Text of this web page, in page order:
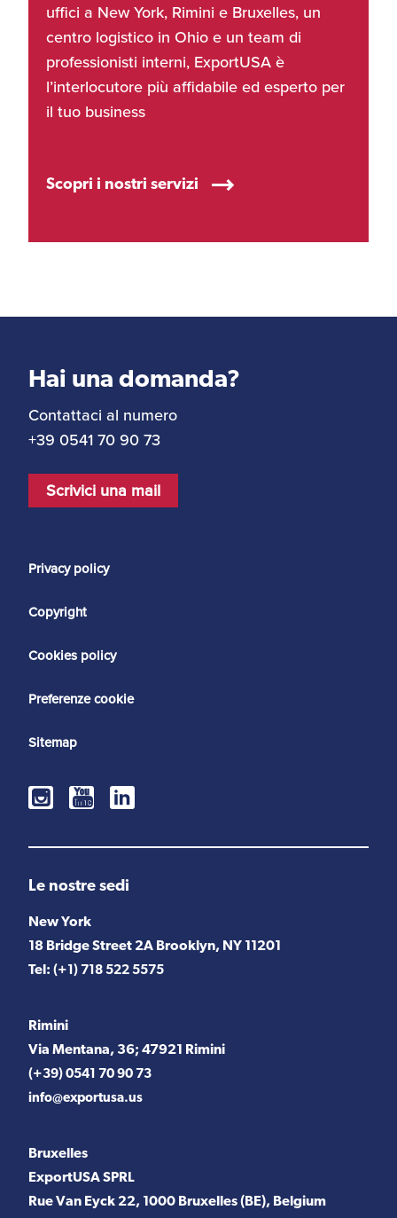
uffici a New York, Rimini e Bruxelles, un
centro logistico in Ohio e un team di
professionisti interni, ExportUSA è
l’interlocutore più affidabile ed esperto per
il tuo business
Scopri i nostri servizi
Hai una domanda?
Contattaci al numero
+39 0541 70 90 73
Scrivici una mail
Privacy policy
Copyright
Cookies policy
Preferenze cookie
Sitemap
Le nostre sedi
New York
18 Bridge Street 2A Brooklyn, NY 11201
Tel: (+1) 718 522 5575
Rimini
Via Mentana, 36; 47921 Rimini
(+39) 0541 70 90 73
info@exportusa.us
Bruxelles
ExportUSA SPRL
Rue Van Eyck 22, 1000 Bruxelles (BE), Belgium